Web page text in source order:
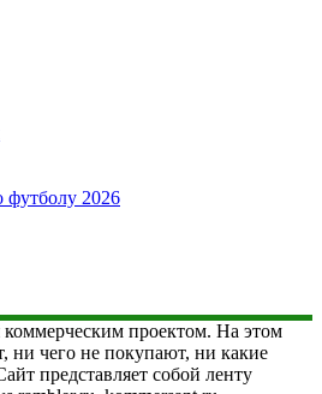
2026
коммерческим проектом. На этом
ни чего не покупают, ни какие
представляет собой ленту